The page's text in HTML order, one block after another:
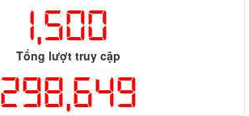
1,500
Tổng lượt truy cập
298,649